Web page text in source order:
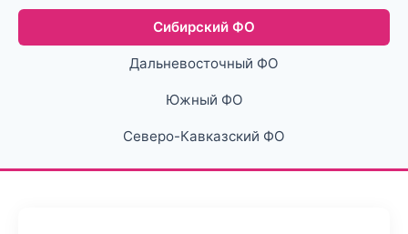
Сибирский ФО
Дальневосточный ФО
Южный ФО
Северо-Кавказский ФО